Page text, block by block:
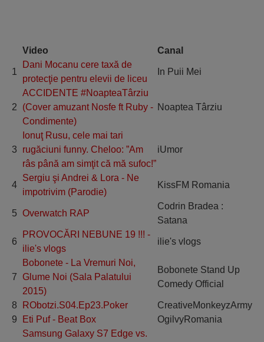
Video Canal
1
Dani Mocanu cere taxă de
protecţie pentru elevii de liceu
In Puii Mei
2
ACCIDENTE #NoapteaTârziu
(Cover amuzant Nosfe ft Ruby -
Condimente)
Noaptea Târziu
3
Ionuţ Rusu, cele mai tari
rugăciuni funny. Cheloo: ”Am
râs până am simţit că mă sufoc!”
iUmor
4
Sergiu şi Andrei & Lora - Ne
impotrivim (Parodie)
KissFM Romania
5 Overwatch RAP
Codrin Bradea :
Satana
6
PROVOCĂRI NEBUNE 19 !!! -
ilie's vlogs
ilie's vlogs
7
Bobonete - La Vremuri Noi,
Glume Noi (Sala Palatului
2015)
Bobonete Stand Up
Comedy Official
8 RObotzi.S04.Ep23.Poker
CreativeMonkeyzArmy
9
Eti Puf - Beat Box OgilvyRomania
Samsung Galaxy S7 Edge vs.